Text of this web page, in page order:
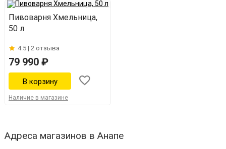
Пивоварня Хмельница,
50 л
4.5 | 2 отзыва
79 990 ₽
Наличие в магазине
Адреса магазинов в Анапе